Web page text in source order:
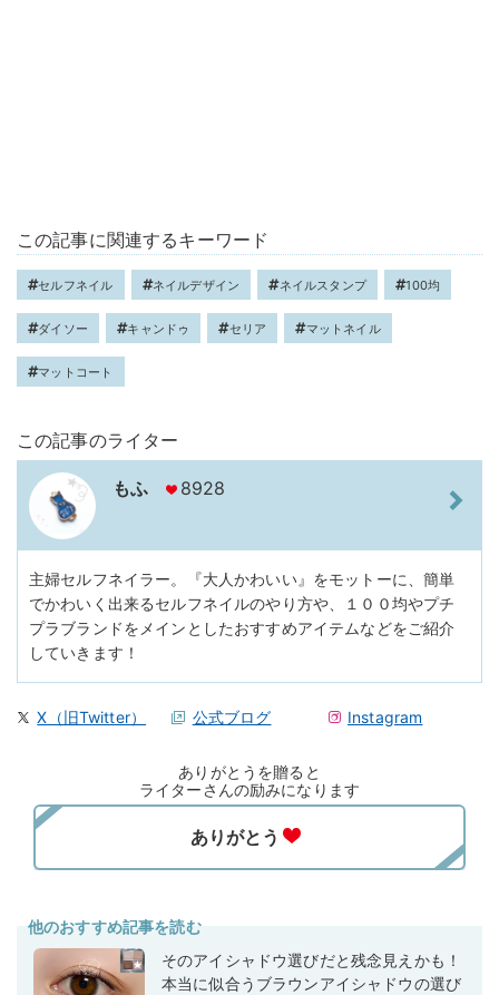
この記事に関連するキーワード
セルフネイル ネイルデザイン ネイルスタンプ 100均
ダイソー キャンドゥ セリア マットネイル
マットコート
この記事のライター
もふ 8928
主婦セルフネイラー。『大人かわいい』をモットーに、簡単
でかわいく出来るセルフネイルのやり方や、１００均やプチ
プラブランドをメインとしたおすすめアイテムなどをご紹介
していきます！
X（旧Twitter） 公式ブログ Instagram
ありがとうを贈ると
ライターさんの励みになります
他のおすすめ記事を読む
そのアイシャドウ選びだと残念見えかも！
本当に似合うブラウンアイシャドウの選び